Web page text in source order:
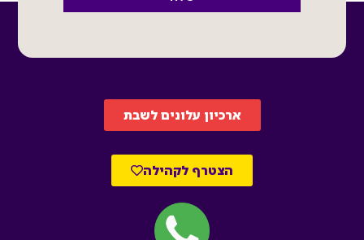
ארכיון עלונים לשבת
הצטרף לקהילה